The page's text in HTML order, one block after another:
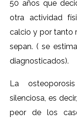
50 años que
otra actividad
calcio y por tanto
sepan. ( se
diagnosticados).
La
silenciosa, es
peor de los